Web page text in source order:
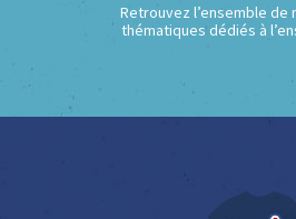
Retrouvez l’ensemble de
thématiques dédiés à